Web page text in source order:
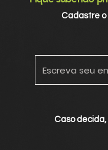
Cadastre o
Caso